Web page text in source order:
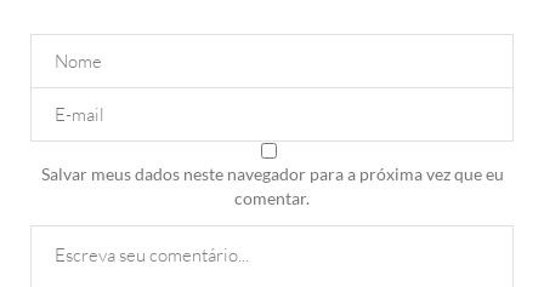
Salvar meus dados neste navegador para a próxima vez que eu
comentar.